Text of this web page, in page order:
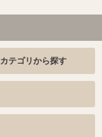
カテゴリから探す